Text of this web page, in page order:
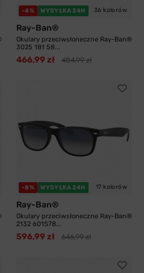
-4% WYSYŁKA 24H 36 kolorów
Ray-Ban®
Okulary przeciwsłoneczne Ray-Ban®
3025 181 58...
466,99 zł 484,99 zł
-8% WYSYŁKA 24H 17 kolorów
Ray-Ban®
Okulary przeciwsłoneczne Ray-Ban®
2132 601S78...
596,99 zł 646,99 zł